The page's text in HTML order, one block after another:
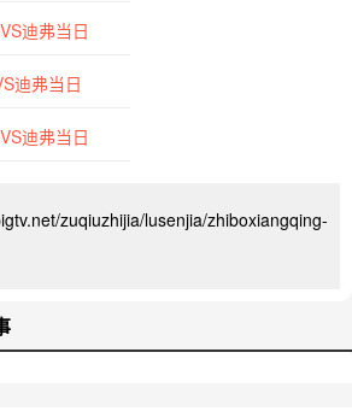
迪弗当日
迪弗当日
迪弗当日
zuqiuzhijia/lusenjia/zhiboxiangqing-